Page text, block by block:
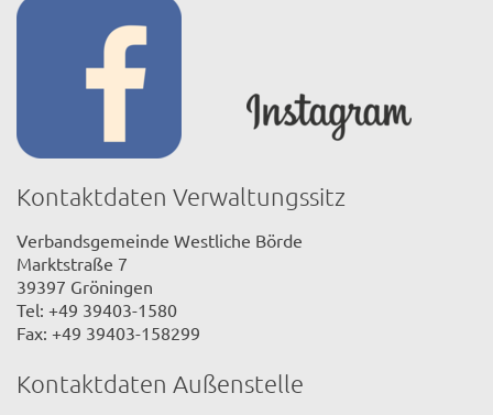
Kontaktdaten Verwaltungssitz
Verbandsgemeinde Westliche Börde
Marktstraße 7
39397 Gröningen
Tel: +49 39403-1580
Fax: +49 39403-158299
Kontaktdaten Außenstelle